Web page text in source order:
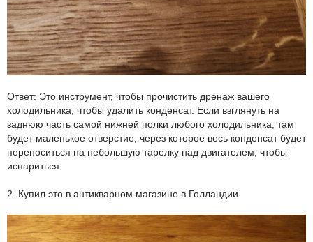
Ответ: Это инструмент, чтобы прочистить дренаж вашего
холодильника, чтобы удалить конденсат. Если взглянуть на
заднюю часть самой нижней полки любого холодильника, там
будет маленькое отверстие, через которое весь конденсат будет
переноситься на небольшую тарелку над двигателем, чтобы
испариться.
2. Купил это в антикварном магазине в Голландии.